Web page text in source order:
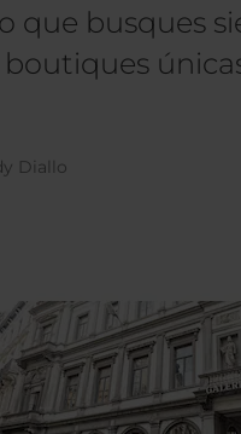
que busques
Diallo